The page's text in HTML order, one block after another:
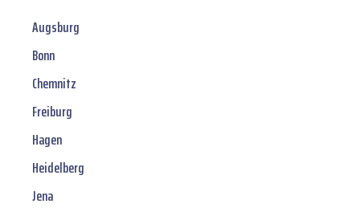
Augsburg
Bonn
Chemnitz
Freiburg
Hagen
Heidelberg
Jena